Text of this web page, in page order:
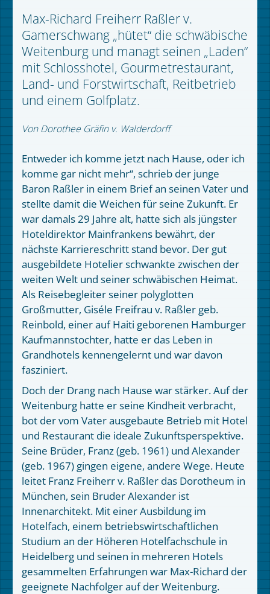
Max-Richard Freiherr Raßler v.
Gamerschwang „hütet“ die schwäbische
Weitenburg und managt seinen „Laden“
mit Schlosshotel, Gourmetrestaurant,
Land- und Forstwirtschaft, Reitbetrieb
und einem Golfplatz.
Von Dorothee Gräfin v. Walderdorff
Entweder ich komme jetzt nach Hause, oder ich
komme gar nicht mehr“, schrieb der junge
Baron Raßler in einem Brief an seinen Vater und
stellte damit die Weichen für seine Zukunft. Er
war damals 29 Jahre alt, hatte sich als jüngster
Hoteldirektor Mainfrankens bewährt, der
nächste Karriereschritt stand bevor. Der gut
ausgebildete Hotelier schwankte zwischen der
weiten Welt und seiner schwäbischen Heimat.
Als Reisebegleiter seiner polyglotten
Großmutter, Giséle Freifrau v. Raßler geb.
Reinbold, einer auf Haiti geborenen Hamburger
Kaufmannstochter, hatte er das Leben in
Grandhotels kennengelernt und war davon
fasziniert.
Doch der Drang nach Hause war stärker. Auf der
Weitenburg hatte er seine Kindheit verbracht,
bot der vom Vater ausgebaute Betrieb mit Hotel
und Restaurant die ideale Zukunftsperspektive.
Seine Brüder, Franz (geb. 1961) und Alexander
(geb. 1967) gingen eigene, andere Wege. Heute
leitet Franz Freiherr v. Raßler das Dorotheum in
München, sein Bruder Alexander ist
Innenarchitekt. Mit einer Ausbildung im
Hotelfach, einem betriebswirtschaftlichen
Studium an der Höheren Hotelfachschule in
Heidelberg und seinen in mehreren Hotels
gesammelten Erfahrungen war Max-Richard der
geeignete Nachfolger auf der Weitenburg.